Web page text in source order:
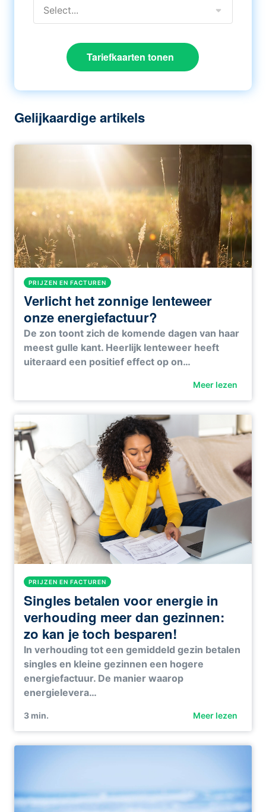
Select...
Tariefkaarten tonen
Gelijkaardige artikels
PRIJZEN EN FACTUREN
Verlicht het zonnige lenteweer
onze energiefactuur?
De zon toont zich de komende dagen van haar
meest gulle kant. Heerlijk lenteweer heeft
uiteraard een positief effect op on…
Meer lezen
PRIJZEN EN FACTUREN
Singles betalen voor energie in
verhouding meer dan gezinnen:
zo kan je toch besparen!
In verhouding tot een gemiddeld gezin betalen
singles en kleine gezinnen een hogere
energiefactuur. De manier waarop
energielevera…
3 min. Meer lezen